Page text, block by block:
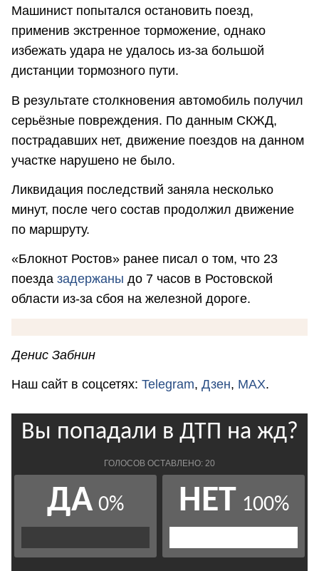
Машинист попытался остановить поезд,
применив экстренное торможение, однако
избежать удара не удалось из-за большой
дистанции тормозного пути.
В результате столкновения автомобиль получил
серьёзные повреждения. По данным СКЖД,
пострадавших нет, движение поездов на данном
участке нарушено не было.
Ликвидация последствий заняла несколько
минут, после чего состав продолжил движение
по маршруту.
«Блокнот Ростов» ранее писал о том, что 23
поезда задержаны до 7 часов в Ростовской
области из-за сбоя на железной дороге.
Денис Забнин
Наш сайт в соцсетях: Telegram, Дзен, MAX.